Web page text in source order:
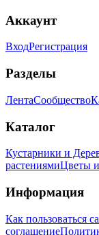
Аккаунт
ВходРегистрация
Разделы
ЛентаСообщество
Каталог
Кустарники и
растениямиЦветы
Информация
Как пользоваться
соглашение